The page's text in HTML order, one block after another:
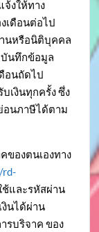
จ้งให้ทาง
เดือนต่อไป
นหรือนิติบุคคล
บันทึกข้อมูล
อนถัดไป
เงินทุกครั้ง ซึ่ง
อนภาษีได้ตาม
ของตนเองทาง
rd-
ช้และรหัสผ่าน
งินได้ผ่าน
รบริจาค ของ